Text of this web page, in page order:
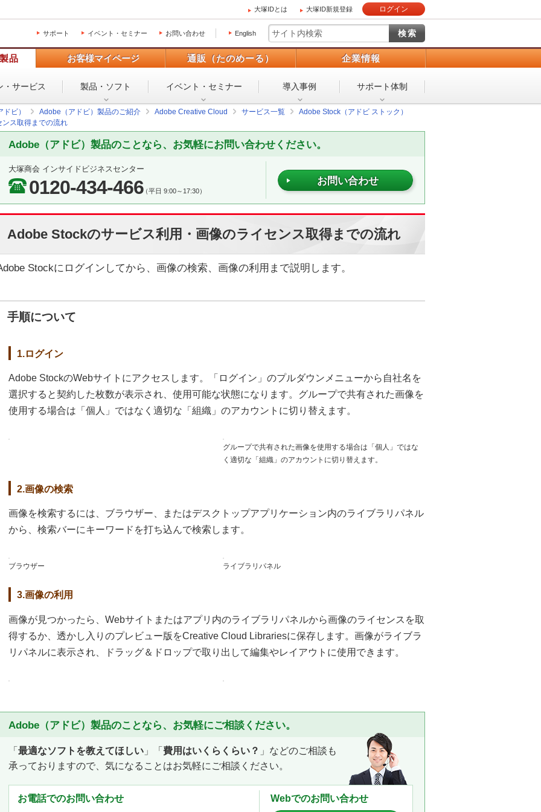
大塚IDとは 大塚ID新規登録 ログイン
サポート イベント・セミナー お問い合わせ English
品 お客様マイページ 通販（たのめーる） 企業情報
サービス 製品・ソフト イベント・ セミナー 導入事例 サポート体制
ビ） Adobe（アドビ）製品のご紹介 Adobe Creative Cloud サービス一覧
Adobe Stock（アドビ ストック）
ス取得までの流れ
Adobe（アドビ）製品のことなら、お気軽にお問い合わせください。
大塚商会 インサイドビジネスセンター
0120-434-466（平日 9:00～17:30）
お問い合わせ
Adobe Stockのサービス利用・画像のライセンス取得までの流れ
Stockにログインしてから、画像の検索、画像の利用まで説明します。
手順について
1.ログイン
Adobe StockのWebサイトにアクセスします。「ログイン」のプルダウンメニューから自社名を
選択すると契約した枚数が表示され、使用可能な状態になります。グループで共有された画像を
使用する場合は「個人」ではなく適切な「組織」のアカウントに切り替えます。
グループで共有された画像を使用する場合は「個人」ではな
く適切な「組織」のアカウントに切り替えます。
2.画像の検索
画像を検索するには、ブラウザー、またはデスクトップアプリケーション内のライブラリパネル
から、検索バーにキーワードを打ち込んで検索します。
ブラウザー ライブラリパネル
3.画像の利用
画像が見つかったら、Webサイトまたはアプリ内のライブラリパネルから画像のライセンスを取
得するか、透かし入りのプレビュー版をCreative Cloud Librariesに保存します。画像がライブラ
リパネルに表示され、ドラッグ＆ドロップで取り出して編集やレイアウトに使用できます。
Adobe（アドビ）製品のことなら、お気軽にご相談ください。
「 最適なソフトを教えてほしい 」「 費用はいくらくらい？ 」などのご相談も
承っておりますので、気になることはお気軽にご相談ください。
お電話でのお問い合わせ Webでのお問い合わせ